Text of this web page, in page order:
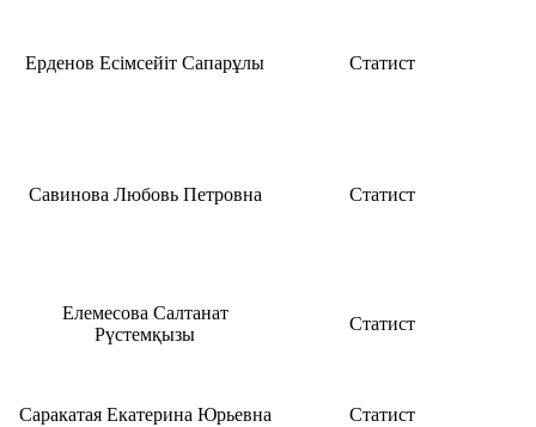
Ерденов Есімсейіт Сапарұлы Статист
Савинова Любовь Петровна Статист
Елемесова Салтанат
Рүстемқызы
Статист
Саракатая Екатерина Юрьевна
Статист